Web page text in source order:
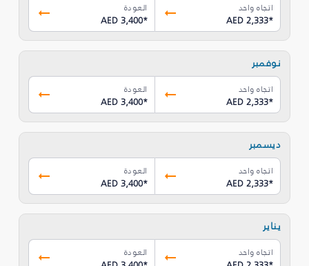
اتجاه واحد
AED 2,333*
العودة
AED 3,400*
نوفمبر
اتجاه واحد
AED 2,333*
العودة
AED 3,400*
ديسمبر
اتجاه واحد
AED 2,333*
العودة
AED 3,400*
يناير
اتجاه واحد العودة